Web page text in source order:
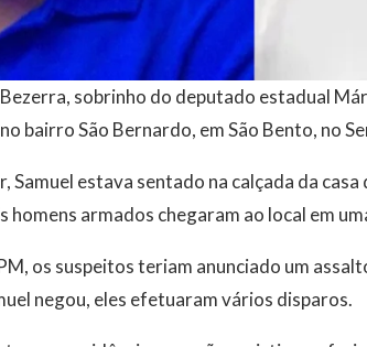
sobrinho do deputado estadual
bairro São Bernardo, em São Bento, no
Samuel estava sentado na calçada da
homens armados chegaram ao local em
os suspeitos teriam anunciado um
negou, eles efetuaram vários disparos.